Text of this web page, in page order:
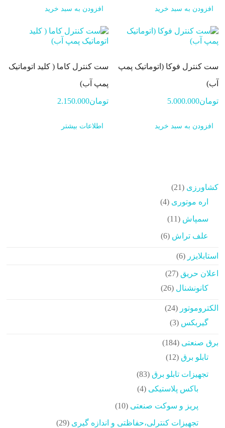
افزودن به سبد خرید افزودن به سبد خرید
ست کنترل فوکا (اتوماتیک پمپ
آب)
تومان5.000.000
افزودن به سبد خرید
ست کنترل کاما ( کلید اتوماتیک
پمپ آب)
تومان2.150.000
اطلاعات بیشتر
کشاورزی 21
21
محصولات اره موتوری 4
4
سمپاش 11
11
علف تراش 6
6
استابلایزر
6
6
اعلان حریق 27
27
محصولات
کانونشنال 26
26
الکتروموتور
24
24
گیربکس 3
3
برق صنعتی
184
184
تابلو برق 12
12
تجهیزات تابلو برق 83
83
محصولات
باکس پلاستیکی 4
4
پریز و سوکت صنعتی 10
10
محصولات
تجهیزات کنترلی،حفاظتی و اندازه گیری 29
29